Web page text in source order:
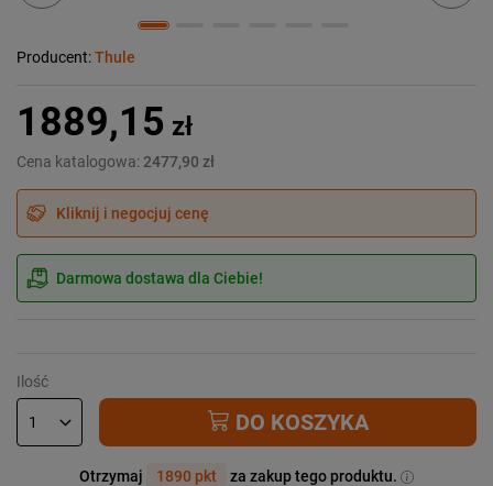
Producent:Thule
1889,15 zł
Cena katalogowa: 2477,90 zł
Kliknij i negocjuj cenę
Darmowa dostawa dla Ciebie!
Ilość
DO KOSZYKA
Otrzymaj 1890 pkt za zakup tego produktu.